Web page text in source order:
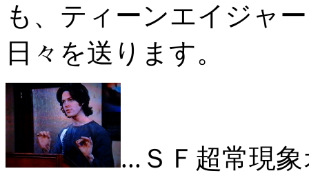
も、ティーンエイジャ
日々を送ります。
...ＳＦ超常現